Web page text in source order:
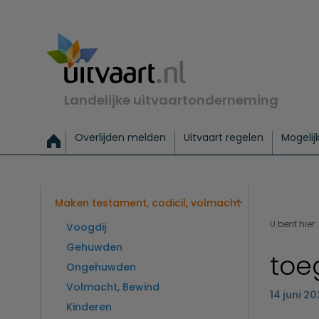
Landelijke uitvaartonderneming
Overlijden melden Uitvaart regelen
Exclusieve uitvaart Begrafenis Basis
Maken testament, codicil, volmacht
Voogdij
Gehuwden
Ongehuwden
Volmacht, Bewind
Kinderen
U bent hier:
14 juni